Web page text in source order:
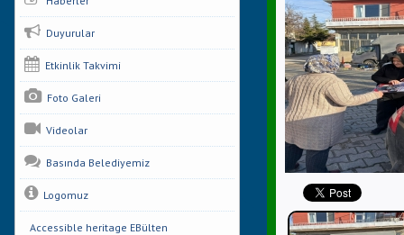
Duyurular
Etkinlik Takvimi
Foto Galeri
Videolar
Basında Belediyemiz
Logomuz
Accessible heritage EBülten